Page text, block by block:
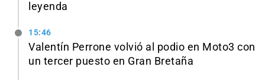
leyenda
15:46
Valentín Perrone volvió al podio en Moto3 con
un tercer puesto en Gran Bretaña